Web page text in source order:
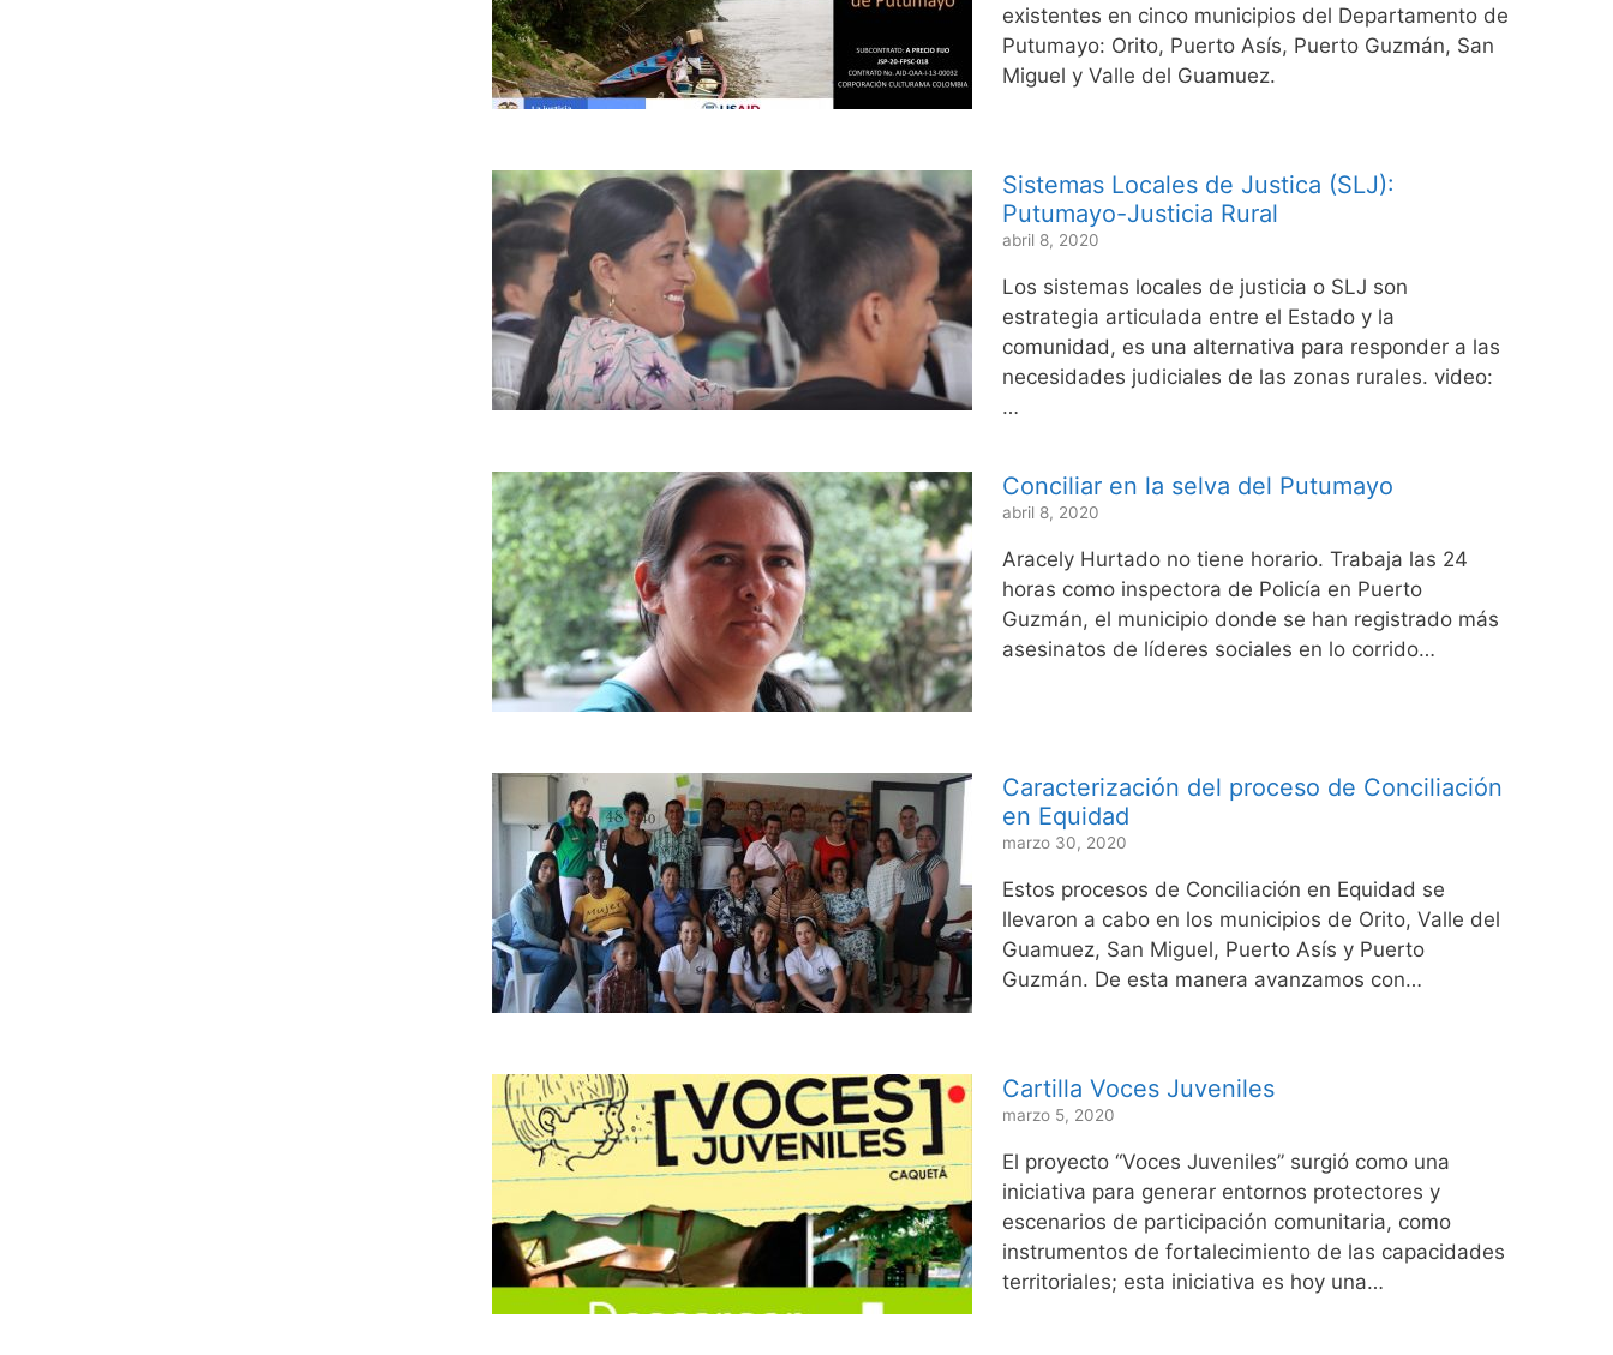
existentes en cinco municipios del Departamento de
Putumayo: Orito, Puerto Asís, Puerto Guzmán, San
Miguel y Valle del Guamuez.
Sistemas Locales de Justica (SLJ):
Putumayo-Justicia Rural
abril 8, 2020
Los sistemas locales de justicia o SLJ son
estrategia articulada entre el Estado y la
comunidad, es una alternativa para responder a las
necesidades judiciales de las zonas rurales. video:
…
Conciliar en la selva del Putumayo
abril 8, 2020
Aracely Hurtado no tiene horario. Trabaja las 24
horas como inspectora de Policía en Puerto
Guzmán, el municipio donde se han registrado más
asesinatos de líderes sociales en lo corrido…
Caracterización del proceso de Conciliación
en Equidad
marzo 30, 2020
Estos procesos de Conciliación en Equidad se
llevaron a cabo en los municipios de Orito, Valle del
Guamuez, San Miguel, Puerto Asís y Puerto
Guzmán. De esta manera avanzamos con…
Cartilla Voces Juveniles
marzo 5, 2020
El proyecto “Voces Juveniles” surgió como una
iniciativa para generar entornos protectores y
escenarios de participación comunitaria, como
instrumentos de fortalecimiento de las capacidades
territoriales; esta iniciativa es hoy una…